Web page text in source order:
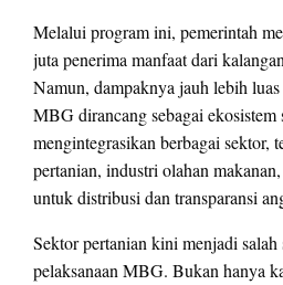
Melalui program ini, pemerintah
juta penerima manfaat dari
Namun, dampaknya jauh lebih
MBG dirancang sebagai ekosistem
mengintegrasikan berbagai
pertanian, industri olahan
untuk distribusi dan transparansi
Sektor pertanian kini menjadi
pelaksanaan MBG. Bukan hanya